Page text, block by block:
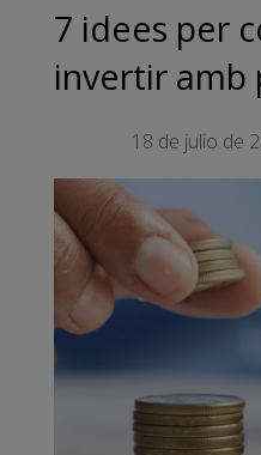
7 idees per
invertir amb
18 de julio de